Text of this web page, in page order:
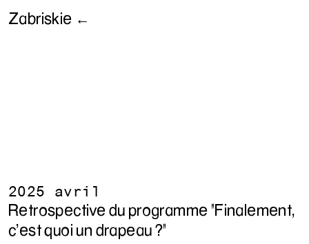
Zabriskie ←
2025 avril
Retrospective du programme "Finalement,
c'est quoi un drapeau ?"